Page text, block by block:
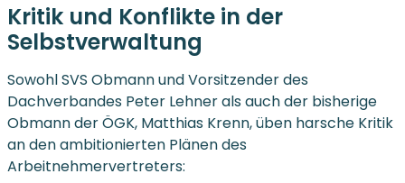
Kritik und Konflikte in der
Selbstverwaltung
Sowohl SVS Obmann und Vorsitzender des
Dachverbandes Peter Lehner als auch der bisherige
Obmann der ÖGK, Matthias Krenn, üben harsche Kritik
an den ambitionierten Plänen des
Arbeitnehmervertreters: